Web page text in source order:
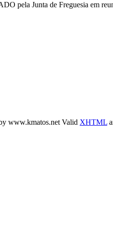
pela Junta de Freguesia em
www.kmatos.netValid XHTML